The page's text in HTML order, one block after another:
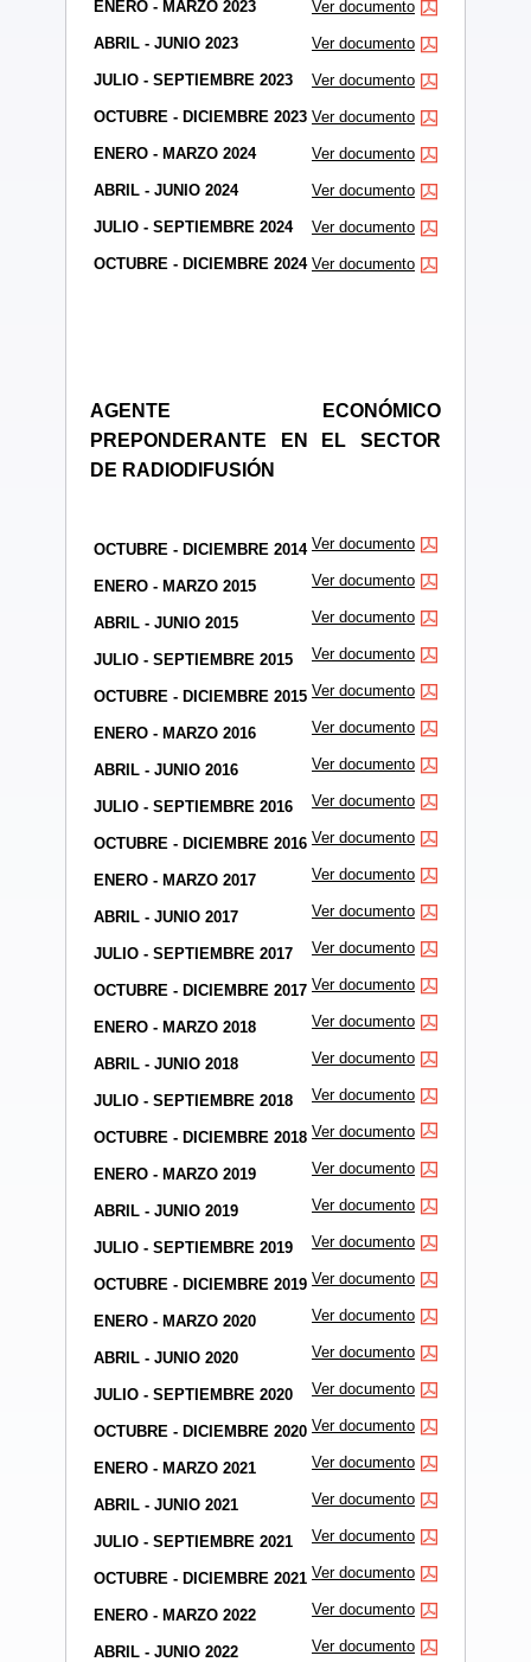
ENERO - MARZO 2023 Ver documento
ABRIL - JUNIO 2023 Ver documento
JULIO - SEPTIEMBRE 2023 Ver documento
OCTUBRE - DICIEMBRE 2023 Ver documento
ENERO - MARZO 2024 Ver documento
ABRIL - JUNIO 2024 Ver documento
JULIO - SEPTIEMBRE 2024 Ver documento
OCTUBRE - DICIEMBRE 2024 Ver documento
AGENTE ECONÓMICO
PREPONDERANTE EN EL SECTOR
DE RADIODIFUSIÓN
OCTUBRE - DICIEMBRE 2014 Ver documento
ENERO - MARZO 2015 Ver documento
ABRIL - JUNIO 2015 Ver documento
JULIO - SEPTIEMBRE 2015 Ver documento
OCTUBRE - DICIEMBRE 2015 Ver documento
ENERO - MARZO 2016 Ver documento
ABRIL - JUNIO 2016 Ver documento
JULIO - SEPTIEMBRE 2016 Ver documento
OCTUBRE - DICIEMBRE 2016 Ver documento
ENERO - MARZO 2017 Ver documento
ABRIL - JUNIO 2017 Ver documento
JULIO - SEPTIEMBRE 2017 Ver documento
OCTUBRE - DICIEMBRE 2017 Ver documento
ENERO - MARZO 2018 Ver documento
ABRIL - JUNIO 2018 Ver documento
JULIO - SEPTIEMBRE 2018 Ver documento
OCTUBRE - DICIEMBRE 2018 Ver documento
ENERO - MARZO 2019 Ver documento
ABRIL - JUNIO 2019 Ver documento
JULIO - SEPTIEMBRE 2019 Ver documento
OCTUBRE - DICIEMBRE 2019 Ver documento
ENERO - MARZO 2020 Ver documento
ABRIL - JUNIO 2020 Ver documento
JULIO - SEPTIEMBRE 2020 Ver documento
OCTUBRE - DICIEMBRE 2020 Ver documento
ENERO - MARZO 2021 Ver documento
ABRIL - JUNIO 2021 Ver documento
JULIO - SEPTIEMBRE 2021 Ver documento
OCTUBRE - DICIEMBRE 2021 Ver documento
ENERO - MARZO 2022 Ver documento
ABRIL - JUNIO 2022 Ver documento